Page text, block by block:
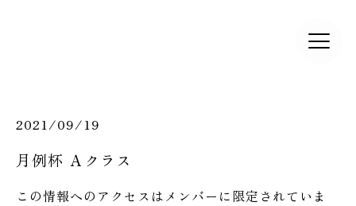
2021/09/19
月例杯 Ａクラス
この情報へのアクセスはメンバーに限定されていま